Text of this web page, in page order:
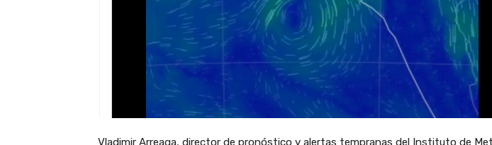
Vladimir Arreaga, director de pronóstico y alertas tempranas del Instituto de